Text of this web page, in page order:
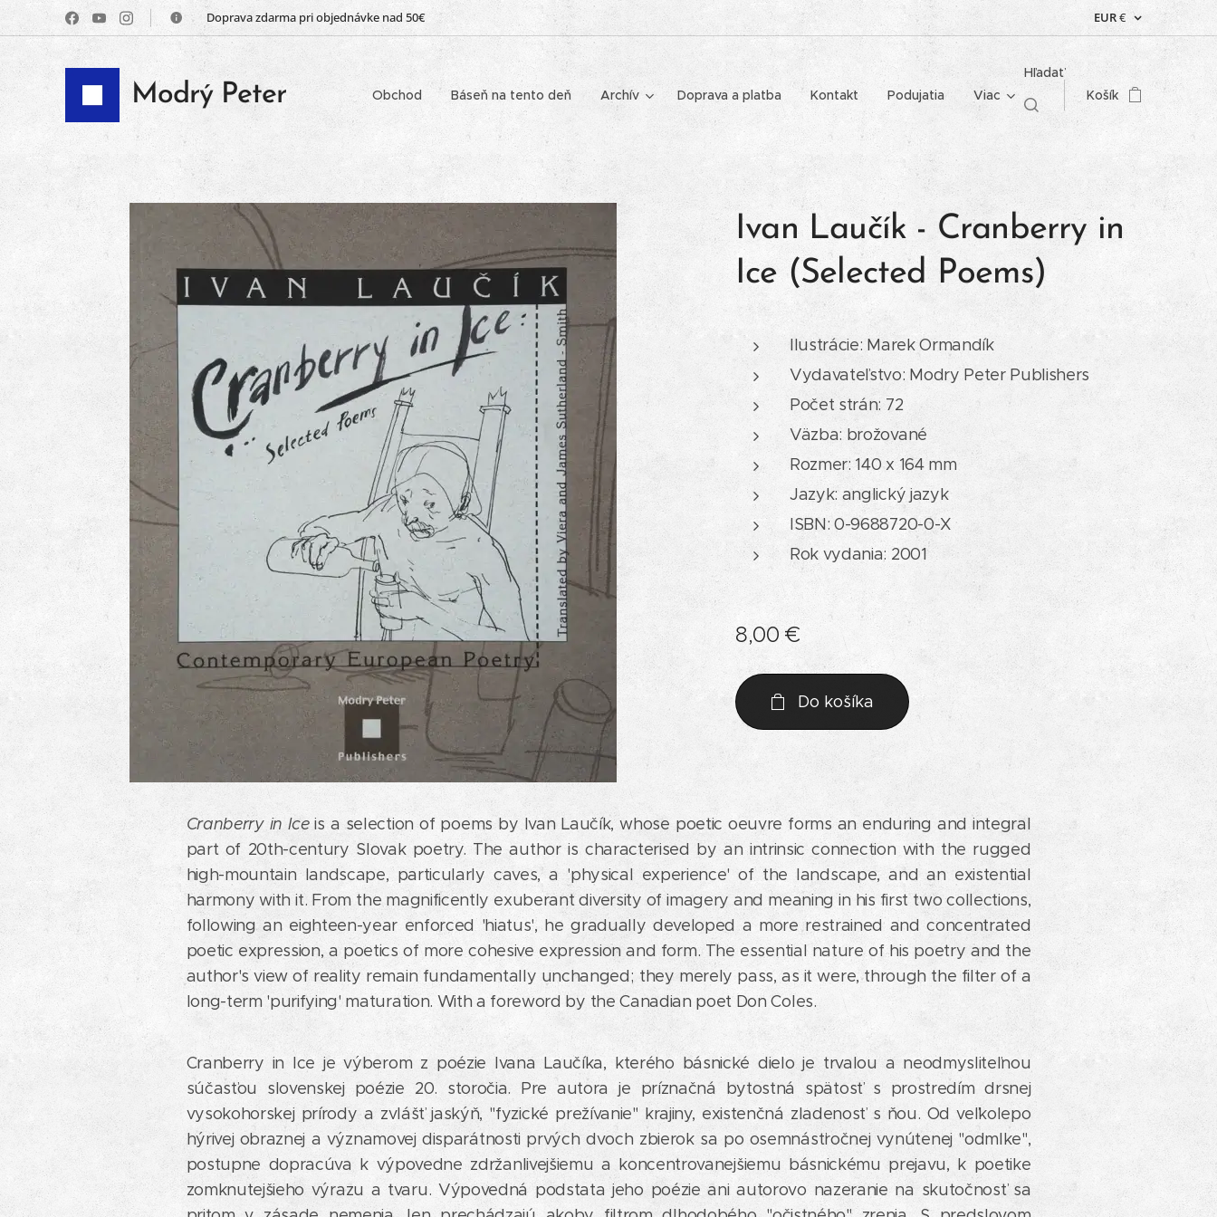
📦 Doprava zdarma pri objednávke nad 50€ EUR€
Modrý Peter Obchod Báseň na tento deň Archív Doprava a platba Kontakt Podujatia Viac
Hľadať
Košík
Ivan Laučík - Cranberry in
Ice (Selected Poems)
Ilustrácie: Marek Ormandík
Vydavateľstvo: Modry Peter Publishers
Počet strán: 72
Väzba: brožované
Rozmer: 140 x 164 mm
Jazyk: anglický jazyk
ISBN: 0-9688720-0-X
Rok vydania: 2001
8,00 €
Do košíka
Cranberry in Iceis a selection of poems by Ivan Laučík, whose poetic oeuvre forms an enduring and integral
part of 20th-century Slovak poetry. The author is characterised by an intrinsic connection with the rugged
high-mountain landscape, particularly caves, a 'physical experience' of the landscape, and an existential
harmony with it. From the magnificently exuberant diversity of imagery and meaning in his first two collections,
following an eighteen-year enforced 'hiatus', he gradually developed a more restrained and concentrated
poetic expression, a poetics of more cohesive expression and form. The essential nature of his poetry and the
author's view of reality remain fundamentally unchanged; they merely pass, as it were, through the filter of a
long-term 'purifying' maturation. With a foreword by the Canadian poet Don Coles.
Cranberry in Ice je výberom z poézie Ivana Laučíka, kterého básnické dielo je trvalou a neodmysliteľnou
súčasťou slovenskej poézie 20. storočia. Pre autora je príznačná bytostná spätosť s prostredím drsnej
vysokohorskej prírody a zvlášť jaskýň, "fyzické prežívanie" krajiny, existenčná zladenosť s ňou. Od veľkolepo
hýrivej obraznej a významovej disparátnosti prvých dvoch zbierok sa po osemnásťročnej vynútenej "odmlke",
postupne dopracúva k výpovedne zdržanlivejšiemu a koncentrovanejšiemu básnickému prejavu, k poetike
zomknutejšieho výrazu a tvaru. Výpovedná podstata jeho poézie ani autorovo nazeranie na skutočnosť sa